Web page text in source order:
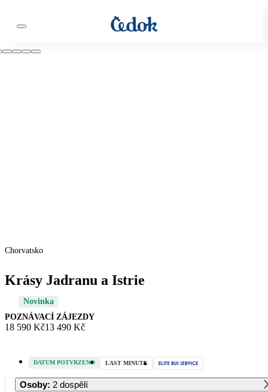
Chorvatsko
Krásy Jadranu a Istrie
Novinka
POZNÁVACÍ ZÁJEZDY
18 590 Kč13 490 Kč
DATUM POTVRZENO LAST MINUTE
Osoby: 2 dospělí